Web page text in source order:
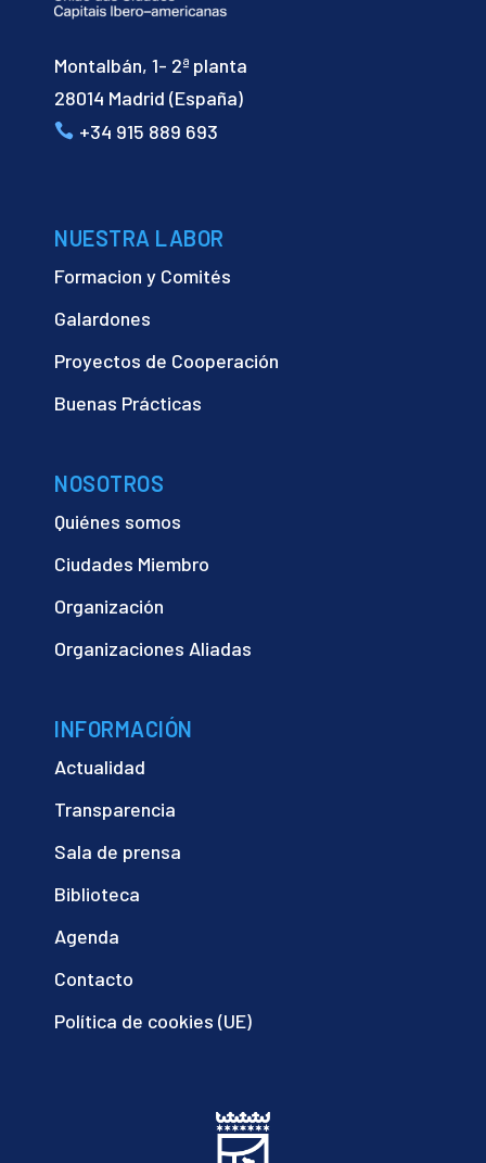
Montalbán, 1- 2ª planta
28014 Madrid (España)
+34 915 889 693
NUESTRA LABOR
Formacion y Comités
Galardones
Proyectos de Cooperación
Buenas Prácticas
NOSOTROS
Quiénes somos
Ciudades Miembro
Organización
Organizaciones Aliadas
INFORMACIÓN
Actualidad
Transparencia
Sala de prensa
Biblioteca
Agenda
Contacto
Política de cookies (UE)